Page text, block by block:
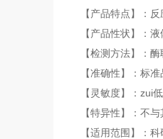
【产品特点】：
【产品性状】：
【检测方法】：
【准确性】：标
【灵敏度】：zui
【特异性】：不
【适用范围】：